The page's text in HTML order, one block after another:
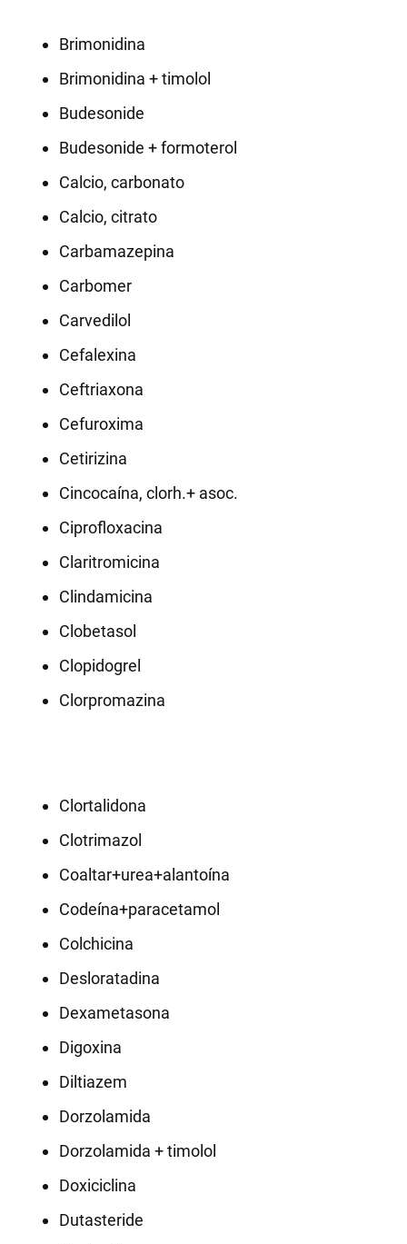
Brimonidina
Brimonidina + timolol
Budesonide
Budesonide + formoterol
Calcio, carbonato
Calcio, citrato
Carbamazepina
Carbomer
Carvedilol
Cefalexina
Ceftriaxona
Cefuroxima
Cetirizina
Cincocaína, clorh.+ asoc.
Ciprofloxacina
Claritromicina
Clindamicina
Clobetasol
Clopidogrel
Clorpromazina
Clortalidona
Clotrimazol
Coaltar+urea+alantoína
Codeína+paracetamol
Colchicina
Desloratadina
Dexametasona
Digoxina
Diltiazem
Dorzolamida
Dorzolamida + timolol
Doxiciclina
Dutasteride